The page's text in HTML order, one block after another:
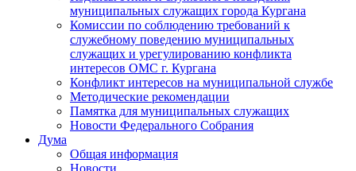
муниципальных служащих города Кургана
Комиссии по соблюдению требований к
служебному поведению муниципальных
служащих и урегулированию конфликта
интересов ОМС г. Кургана
Конфликт интересов на муниципальной службе
Методические рекомендации
Памятка для муниципальных служащих
Новости Федерального Cобрания
Дума
Общая информация
Новости